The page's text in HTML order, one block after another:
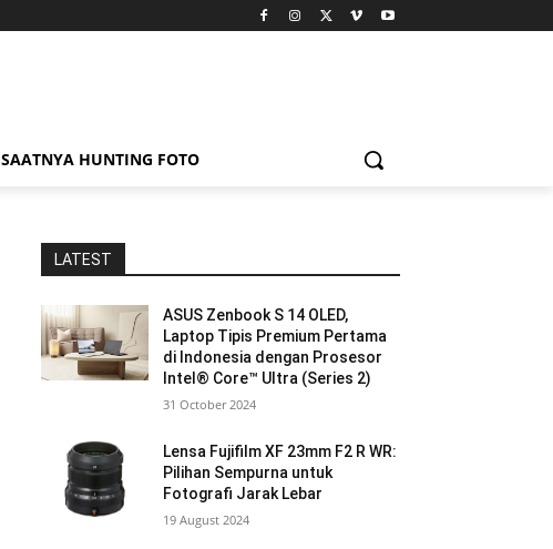
SAATNYA HUNTING FOTO
LATEST
ASUS Zenbook S 14 OLED,
Laptop Tipis Premium Pertama
di Indonesia dengan Prosesor
Intel® Core™ Ultra (Series 2)
31 October 2024
Lensa Fujifilm XF 23mm F2 R WR:
Pilihan Sempurna untuk
Fotografi Jarak Lebar
19 August 2024